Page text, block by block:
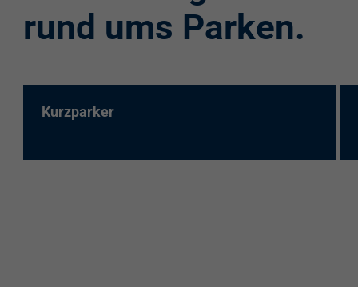
rund ums Parken.
Kurzparker